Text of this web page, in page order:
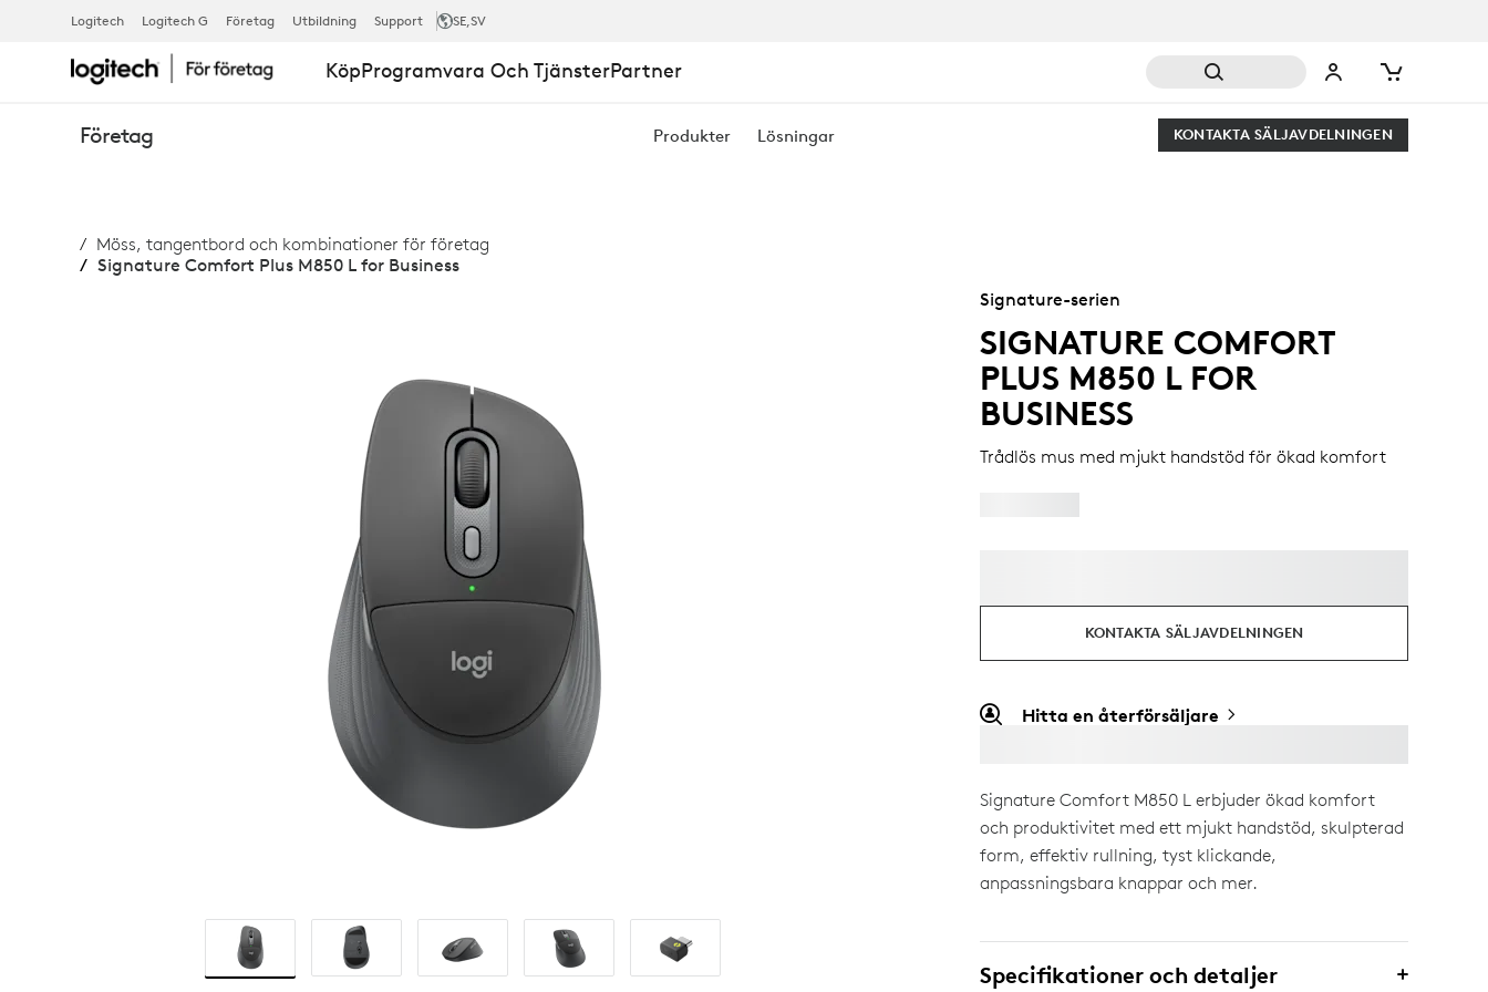
SIGNATURE
COMFORT
PLUS
M850
BUSINESS
Logitech Logitech G Företag Utbildning Support SE,SV
KöpProgramvara Och TjänsterPartner
Företag Produkter Lösningar KONTAKTA SÄLJAVDELNINGEN
Möss, tangentbord och kombinationer för företag
Signature Comfort Plus M850 L for Business
Signature-serien
SIGNATURE COMFORT
PLUS M850 L FOR
BUSINESS
Trådlös mus med mjukt handstöd för ökad komfort
KONTAKTA SÄLJAVDELNINGEN
Hitta en återförsäljare
Signature Comfort M850 L erbjuder ökad komfort
och produktivitet med ett mjukt handstöd, skulpterad
form, effektiv rullning, tyst klickande,
anpassningsbara knappar och mer.
Specifikationer och detaljer